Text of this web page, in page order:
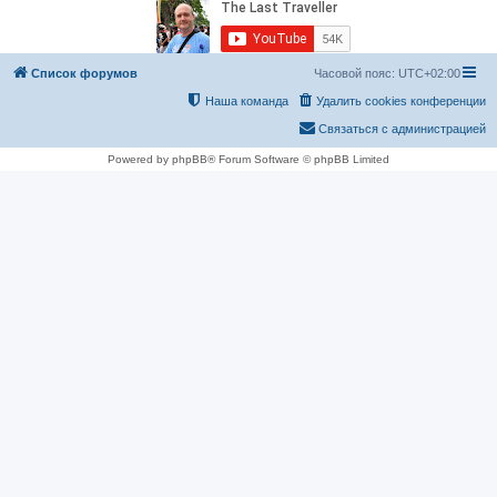
Список форумов Часовой пояс: UTC+02:00
Удалить cookies конференции
Наша команда
Связаться с администрацией
Powered by phpBB® Forum Software © phpBB Limited